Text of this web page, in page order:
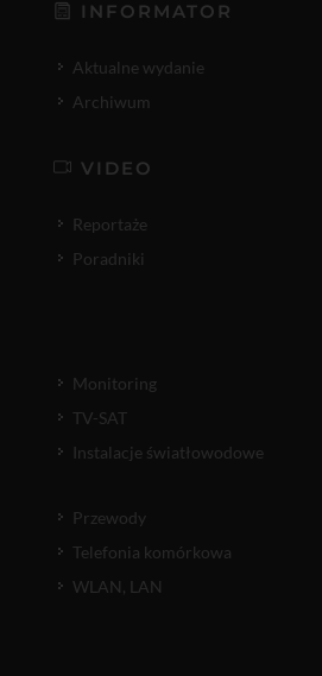
INFORMATOR
Aktualne wydanie
Archiwum
VIDEO
Reportaże
Poradniki
Monitoring
TV-SAT
Instalacje światłowodowe
Przewody
Telefonia komórkowa
WLAN, LAN